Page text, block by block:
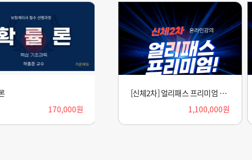
170,000원
금융공학
360,000원
1,000,000원
[신체2차] 얼리패스 프리미엄 패키지(2027)
1,100,000원